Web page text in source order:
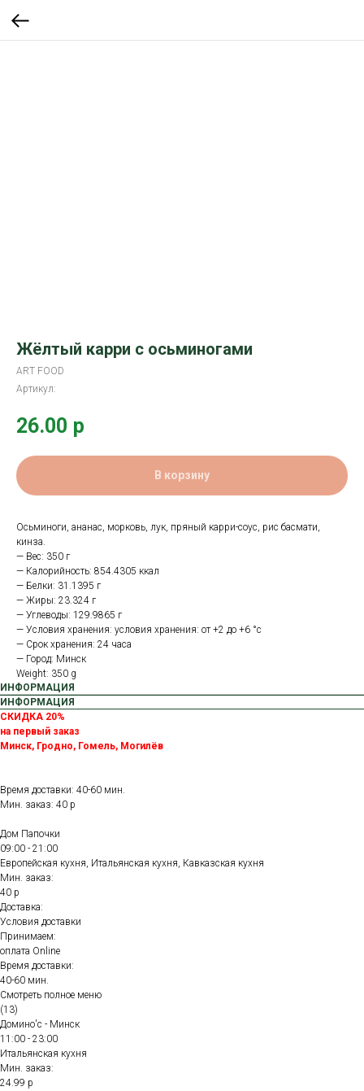
Жёлтый карри с осьминогами
ART FOOD
Артикул:
26.00 р
В корзину
Осьминоги, ананас, морковь, лук, пряный карри-соус, рис басмати,
кинза.
— Вес: 350 г
— Калорийность: 854.4305 ккал
— Белки: 31.1395 г
— Жиры: 23.324 г
— Углеводы: 129.9865 г
— Условия хранения: условия хранения: от +2 до +6 °с
— Срок хранения: 24 часа
— Город: Минск
Weight: 350 g
ИНФОРМАЦИЯ
ИНФОРМАЦИЯ
СКИДКА 20%
на первый заказ
Минск, Гродно, Гомель, Могилёв
Время доставки: 40-60 мин.
Мин. заказ: 40 р
Дом Папочки
09:00 - 21:00
Европейская кухня, Итальянская кухня, Кавказская кухня
Мин. заказ:
40 р
Доставка:
Условия доставки
Принимаем:
оплата Online
Время доставки:
40-60 мин.
Смотреть полное меню
(13)
Домино'с - Минск
11:00 - 23:00
Итальянская кухня
Мин. заказ:
24.99 р